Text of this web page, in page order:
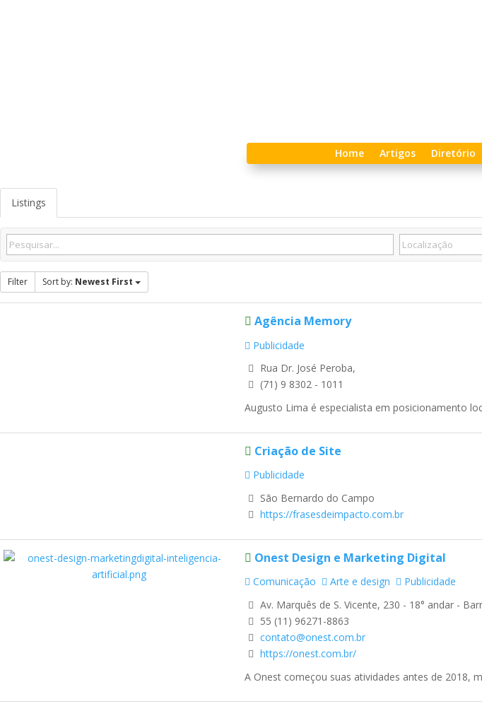
Home Artigos Diretório
Listings
Filter Sort by: Newest First
Agência Memory
Publicidade
Rua Dr. José Peroba,
(71) 9 8302 - 1011
Augusto Lima é especialista em posicionamento
Criação de Site
Publicidade
São Bernardo do Campo
https://frasesdeimpacto.com.br
Onest Design e Marketing Digital
Comunicação Arte e design
Publicidade
Av. Marquês de S. Vicente, 230 - 18° andar -
55 (11) 96271-8863
contato@onest.com.br
https://onest.com.br/
A Onest começou suas atividades antes de 2018,